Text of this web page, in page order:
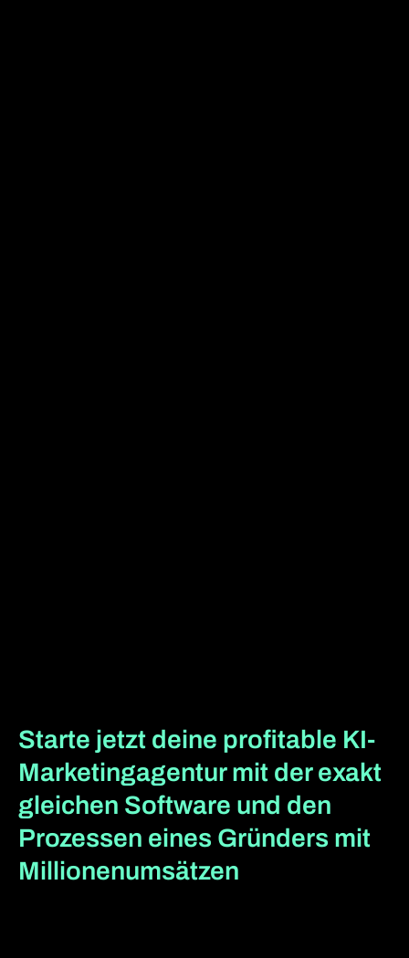
Starte jetzt deine profitable KI-
Marketingagentur mit der exakt
gleichen Software und den
Prozessen eines Gründers mit
Millionenumsätzen